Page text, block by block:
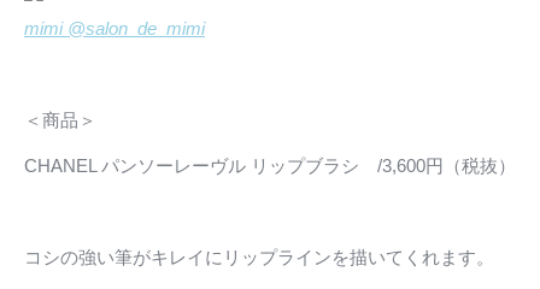
mimi @salon_de_mimi
＜商品＞
CHANEL パンソーレーヴル リップブラシ /3,600円（税抜）
コシの強い筆がキレイにリップラインを描いてくれます。